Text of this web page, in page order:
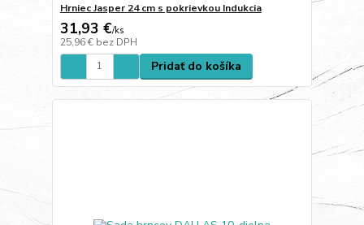
Hrniec Jasper 24 cm s pokrievkou Indukcia
31,93 €/ks
25,96 € bez DPH
Pridať do košíka